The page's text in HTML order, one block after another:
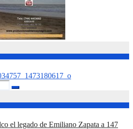
el legado de Emiliano Zapata a 147